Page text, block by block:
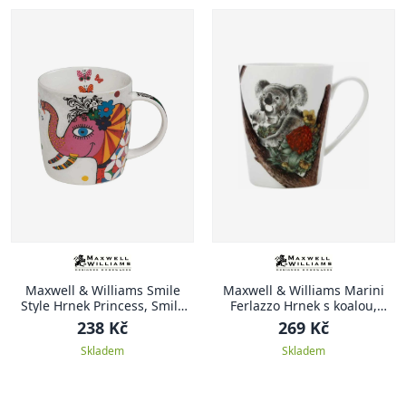
Maxwell & Williams Smile
Style Hrnek Princess, Smile
Style, 400 ml
238 Kč
Skladem
Maxwell & Williams Marini
Ferlazzo Hrnek s koalou,
kolorovaný
269 Kč
Skladem